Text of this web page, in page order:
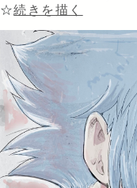
☆続きを描く